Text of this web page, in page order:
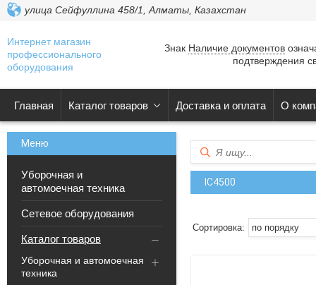
улица Сейфуллина 458/1, Алматы, Казахстан
Интернет магазин
профессионального
оборудования
Знак Наличие документов
подтверждения
Главная Каталог товаров Доставка и оплата О
Уборочная и
автомоечная техника
Сетевое оборудования
Каталог товаров
Уборочная и автомоечная
техника
IC4500